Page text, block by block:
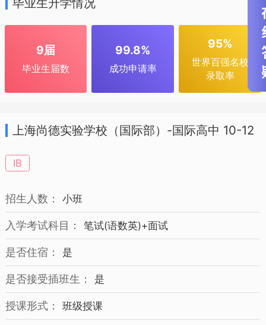
9届
毕业生届数
99.8%
成功申请率
95%
世界百强名校
录取率
上海尚德实验学校（国际部）-国际高中 10-12
IB
招生人数： 小班
入学考试科目： 笔试(语数英)+面试
是否住宿： 是
是否接受插班生： 是
授课形式： 班级授课